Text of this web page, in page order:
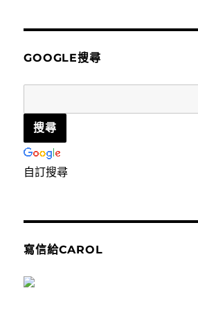
鍵
GOOGLE搜尋
自訂搜尋
寫信給CAROL